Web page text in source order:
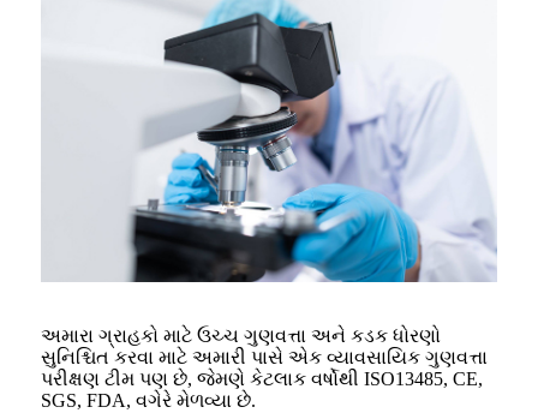
અમારા ગ્રાહકો માટે ઉચ્ચ ગુણવત્તા અને કડક ધોરણો
સુનિશ્ચિત કરવા માટે અમારી પાસે એક વ્યાવસાયિક ગુણવત્તા
પરીક્ષણ ટીમ પણ છે, જેમણે કેટલાક વર્ષોથી ISO13485, CE,
SGS, FDA, વગેરે મેળવ્યા છે.